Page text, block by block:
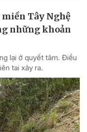
Tây Nghệ
những khoản
lại ở quyết tâm. Điều
tai xảy ra.